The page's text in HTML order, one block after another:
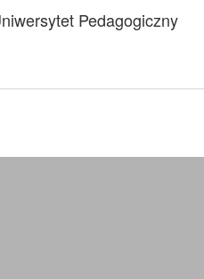
Pedagogiczny